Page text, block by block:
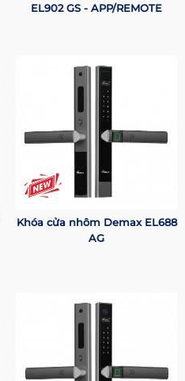
EL902 GS - APP/REMOTE
Khóa cửa nhôm Demax EL688
AG